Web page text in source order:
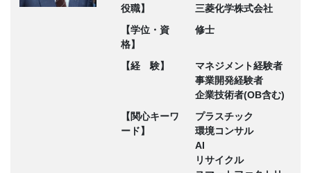
役職】
三菱化学株式会社
【学位・資
格】
修士
【経 験】
マネジメント経験者
事業開発経験者
企業技術者(OB含む)
【関心キーワ
ード】
プラスチック
環境コンサル
AI
リサイクル